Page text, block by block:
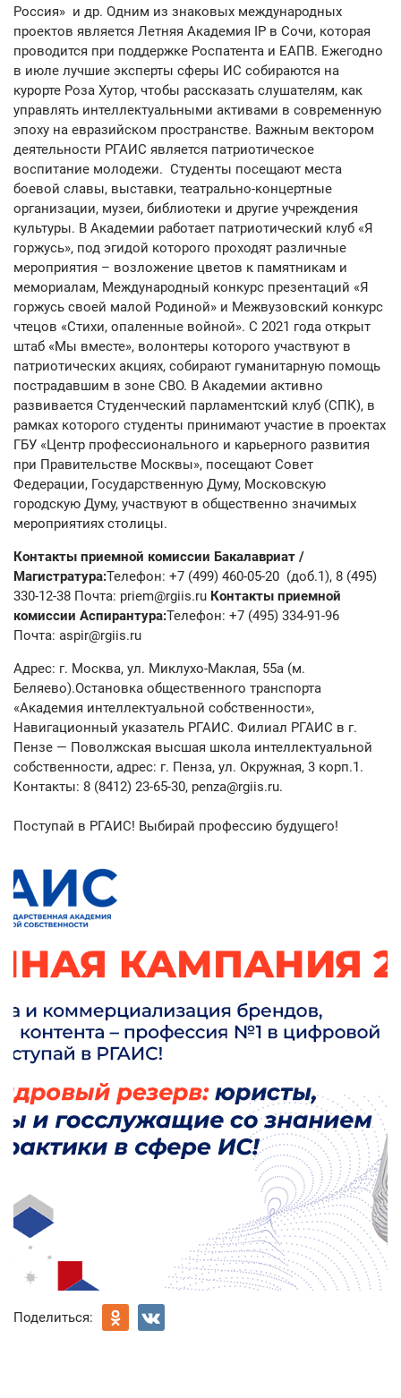
Россия» и др. Одним из знаковых международных
проектов является Летняя Академия IP в Сочи, которая
проводится при поддержке Роспатента и ЕАПВ. Ежегодно
в июле лучшие эксперты сферы ИС собираются на
курорте Роза Хутор, чтобы рассказать слушателям, как
управлять интеллектуальными активами в современную
эпоху на евразийском пространстве. Важным вектором
деятельности РГАИС является патриотическое
воспитание молодежи. Студенты посещают места
боевой славы, выставки, театрально-концертные
организации, музеи, библиотеки и другие учреждения
культуры. В Академии работает патриотический клуб «Я
горжусь», под эгидой которого проходят различные
мероприятия – возложение цветов к памятникам и
мемориалам, Международный конкурс презентаций «Я
горжусь своей малой Родиной» и Межвузовский конкурс
чтецов «Стихи, опаленные войной». С 2021 года открыт
штаб «Мы вместе», волонтеры которого участвуют в
патриотических акциях, собирают гуманитарную помощь
пострадавшим в зоне СВО. В Академии активно
развивается Студенческий парламентский клуб (СПК), в
рамках которого студенты принимают участие в проектах
ГБУ «Центр профессионального и карьерного развития
при Правительстве Москвы», посещают Совет
Федерации, Государственную Думу, Московскую
городскую Думу, участвуют в общественно значимых
мероприятиях столицы.
Контакты приемной комиссии Бакалавриат /
Магистратура:Телефон: +7 (499) 460-05-20 (доб.1), 8 (495)
330-12-38 Почта: priem@rgiis.ru Контакты приемной
комиссии Аспирантура:Телефон: +7 (495) 334-91-96
Почта: aspir@rgiis.ru
Адрес: г. Москва, ул. Миклухо-Маклая, 55а (м.
Беляево).Остановка общественного транспорта
«Академия интеллектуальной собственности»,
Навигационный указатель РГАИС. Филиал РГАИС в г.
Пензе — Поволжская высшая школа интеллектуальной
собственности, адрес: г. Пенза, ул. Окружная, 3 корп.1.
Контакты: 8 (8412) 23-65-30, penza@rgiis.ru.
Поступай в РГАИС! Выбирай профессию будущего!
Поделиться: